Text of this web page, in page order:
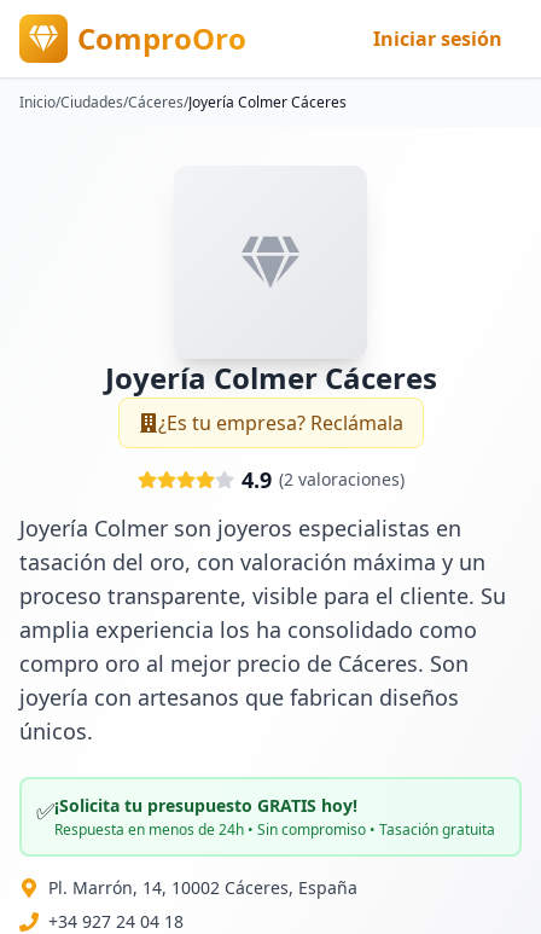
ComproOro Iniciar sesión
Inicio/Ciudades/Cáceres/Joyería Colmer Cáceres
Joyería Colmer Cáceres
¿Es tu empresa? Reclámala
4.9 (2valoraciones)
Joyería Colmer son joyeros especialistas en
tasación del oro, con valoración máxima y un
proceso transparente, visible para el cliente. Su
amplia experiencia los ha consolidado como
compro oro al mejor precio de Cáceres. Son
joyería con artesanos que fabrican diseños
únicos.
✅¡Solicita tu presupuesto GRATIS hoy!
Respuesta en menos de 24h • Sin compromiso • Tasación gratuita
Pl. Marrón, 14, 10002 Cáceres, España
+34 927 24 04 18